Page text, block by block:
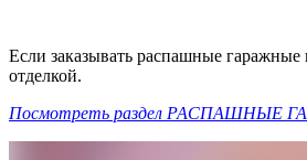
Если заказывать распашные
отделкой.
Посмотреть раздел РАСПАШНЫЕ